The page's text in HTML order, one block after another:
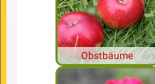
Obstbäume